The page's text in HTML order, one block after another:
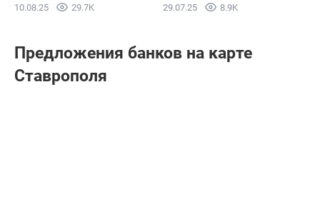
10.08.25 29.7K 29.07.25 8.9K
Предложения банков на карте
Ставрополя